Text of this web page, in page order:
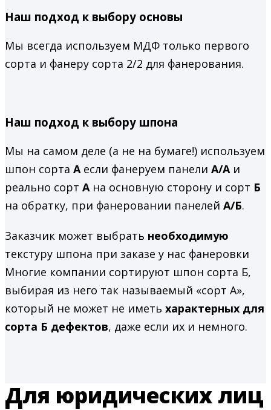
Наш подход к выбору основы
Мы всегда используем МДФ только первого
сорта и фанеру сорта 2/2 для фанерования.
Наш подход к выбору шпона
Мы на самом деле (а не на бумаге!) используем
шпон сорта Аесли фанеруем панели А/Аи
реально сорт Ана основную сторону и сорт Б
на обратку, при фанеровании панелей А/Б.
Заказчик может выбрать необходимую
текстуру шпона при заказе у нас фанеровки
Многие компании сортируют шпон сорта Б,
выбирая из него так называемый «сорт А»,
который не может не иметь характерных для
сорта Б дефектов, даже если их и немного.
Для юридических лиц